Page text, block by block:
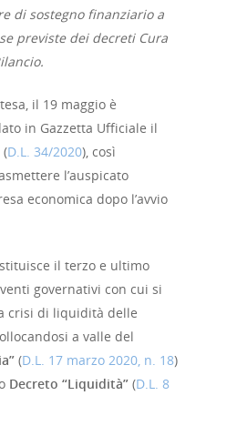
di sostegno finanziario a
previste dei decreti Cura
il 19 maggio è
in Gazzetta Ufficiale il
(D.L. 34/2020), così
l’auspicato
economica dopo l’avvio
il terzo e ultimo
governativi con cui si
crisi di liquidità delle
a valle del
(D.L. 17 marzo 2020, n. 18)
Decreto “Liquidità” (D.L. 8